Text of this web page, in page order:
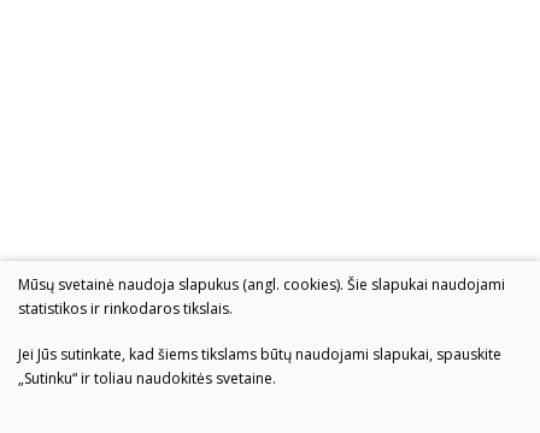
Mūsų svetainė naudoja slapukus (angl. cookies). Šie slapukai naudojami
statistikos ir rinkodaros tikslais.
Jei Jūs sutinkate, kad šiems tikslams būtų naudojami slapukai, spauskite
„Sutinku“ ir toliau naudokitės svetaine.